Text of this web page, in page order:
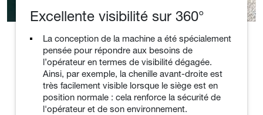
Excellente visibilité sur 360°
La conception de la machine a été spécialement
pensée pour répondre aux besoins de
l’opérateur en termes de visibilité dégagée.
Ainsi, par exemple, la chenille avant-droite est
très facilement visible lorsque le siège est en
position normale : cela renforce la sécurité de
l'opérateur et de son environnement.